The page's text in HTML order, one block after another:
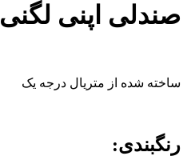
صندلی اپنی لگنی OP 1003
ساخته شده از متریال درجه یک
رنگبندی: